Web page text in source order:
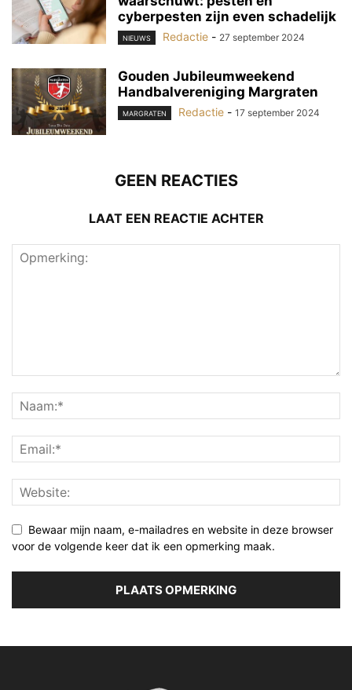
cyberpesten zijn even schadelijk
NIEUWS Redactie - 27 september 2024
Gouden Jubileumweekend
Handbalvereniging Margraten
MARGRATEN Redactie - 17 september 2024
GEEN REACTIES
LAAT EEN REACTIE ACHTER
Bewaar mijn naam, e-mailadres en website in deze browser
voor de volgende keer dat ik een opmerking maak.